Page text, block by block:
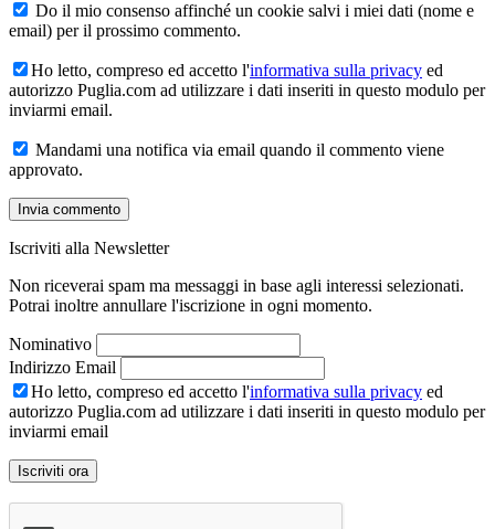
Do il mio consenso affinché un cookie salvi i miei dati (nome e
email) per il prossimo commento.
Ho letto, compreso ed accetto l'informativa sulla privacy ed
autorizzo Puglia.com ad utilizzare i dati inseriti in questo modulo per
inviarmi email.
Mandami una notifica via email quando il commento viene
approvato.
Iscriviti alla Newsletter
Non riceverai spam ma messaggi in base agli interessi selezionati.
Potrai inoltre annullare l'iscrizione in ogni momento.
Nominativo
Indirizzo Email
Ho letto, compreso ed accetto l'informativa sulla privacy ed
autorizzo Puglia.com ad utilizzare i dati inseriti in questo modulo per
inviarmi email